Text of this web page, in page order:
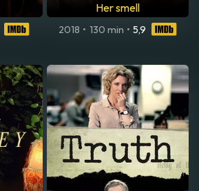
Her smell
2018 • 130 min • 5,9